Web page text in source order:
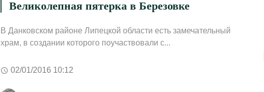
Великолепная пятерка в Березовке
В Данковском районе Липецкой области есть замечательный
храм, в создании которого поучаствовали с...
02/01/2016 10:12